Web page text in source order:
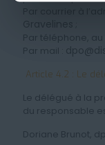
Gravelines
Par téléphone, au
Par mail :
Article 4.2 : Le
Le délégué à la
du responsable
Doriane Brunot,